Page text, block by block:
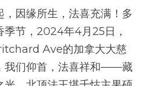
因缘所生，法喜充满！多
季节，2024年4月25日，
Ave的加拿大大慈
我们仰首，法喜祥和——藏